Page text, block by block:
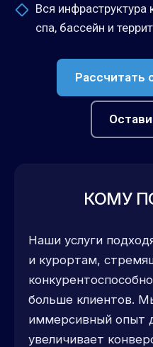
Вся
спа, бассейн и
Рассчитать
КОМУ
Наши услуги
и курортам,
больше клиентов.
иммерсивный опыт
увеличивает